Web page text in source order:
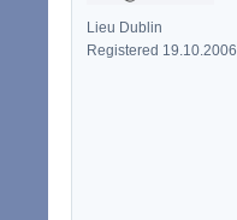
Lieu Dublin
Registered 19.10.2006